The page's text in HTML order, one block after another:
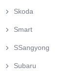
Skoda
Smart
SSangyong
Subaru